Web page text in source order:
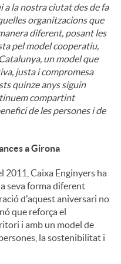
a la nostra ciutat des de fa
organitzacions que
diferent, posant les
pel model cooperatiu,
un model que
justa i compromesa
quinze anys siguin
compartint
de les persones i de
a Girona
2011, Caixa Enginyers ha
seva forma diferent
d'aquest aniversari no
que reforça el
i amb un model de
la sostenibilitat i